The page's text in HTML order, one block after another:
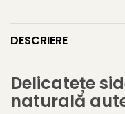
DESCRIERE
Delicatețe
naturală